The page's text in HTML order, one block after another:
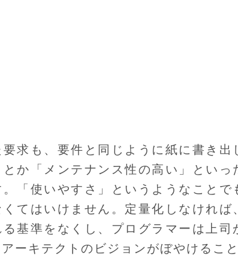
求も、要件と同じように紙に書き出
とか「メンテナンス性の高い」とい
。「使いやすさ」というようなこと
てはいけません。定量化しなければ
基準をなくし、プログラマーは上
ーキテクトのビジョンがぼやけること